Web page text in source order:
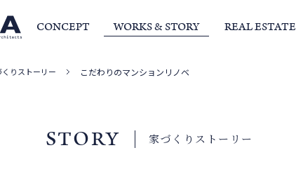
CONCEPT WORKS & STORY
事例集
REAL ESTATE
サービス・家づくりの流れ 室長からの挨拶
くりストーリー こだわりのマンションリノベ
STORY 家づくりストーリー